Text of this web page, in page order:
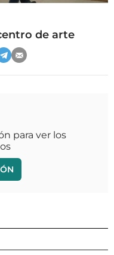
de arte
para ver los